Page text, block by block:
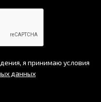
я принимаю условия
данных